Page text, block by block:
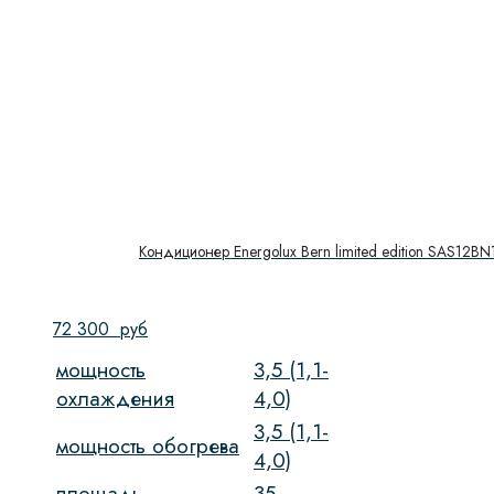
Кондиционер Energolux Bern limited edition
72 300 руб
мощность
охлаждения
3,5 (1,1-
4,0)
мощность обогрева 3,5 (1,1-
4,0)